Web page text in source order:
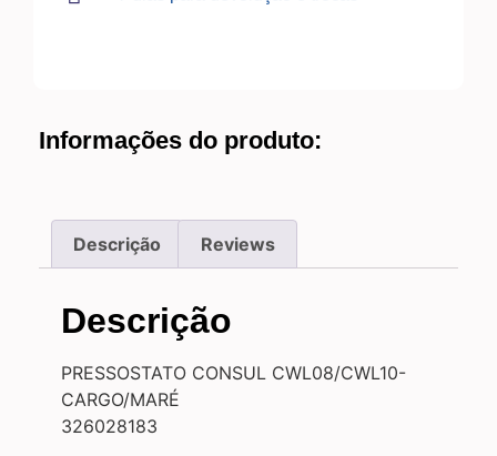
Informações do produto:
Descrição Reviews
Descrição
PRESSOSTATO CONSUL CWL08/CWL10-
CARGO/MARÉ
326028183